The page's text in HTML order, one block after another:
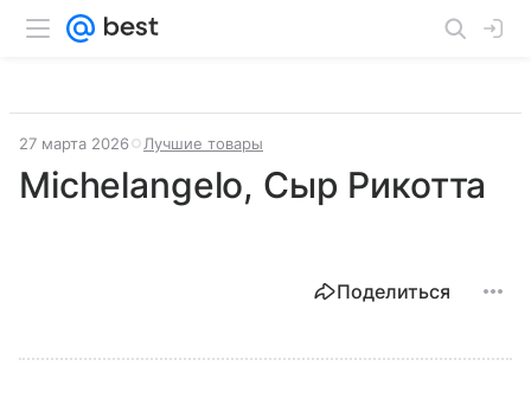
27 марта 2026 Лучшие товары
Michelangelo, Сыр Рикотта
Поделиться